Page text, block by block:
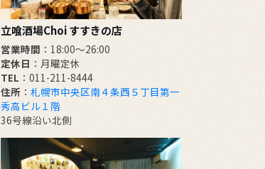
立喰酒場Choi すすきの店
営業時間 ：18:00～26:00
定休日 ：月曜定休
TEL ：011-211-8444
住所 ： 札幌市中央区南４条西５丁目第一
秀高ビル１階
36号線沿い北側